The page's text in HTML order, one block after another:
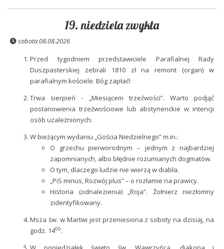
19. niedziela zwykła
sobota 08.08.2026
Przed tygodniem przedstawiciele Parafialnej Rady
Duszpasterskiej zebrali 1810 zł na remont (organ) w
parafialnym kościele. Bóg zapłać!
Trwa sierpień - „Miesiącem trzeźwości”. Warto podjąć
postanowienia trzeźwościowe lub abstynenckie w intencji
osób uzależnionych.
W bieżącym wydaniu „Gościa Niedzielnego” m.in.:
O grzechu pierworodnym – jednym z najbardziej
zapomnianych, albo błędnie rozumianych dogmatów.
O tym, dlaczego ludzie nie wierzą w diabła.
„PiS minus, Rozwój plus” – o rozłamie na prawicy.
Historia (odnalezienia) „Roja”. Żołnierz niezłomny
zidentyfikowany.
Msza św. w Martwi jest przeniesiona z soboty na dzisiaj, na
godz. 1400.